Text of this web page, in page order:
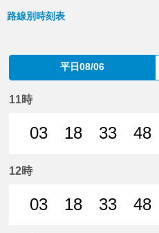
路線別時刻表
平日08/06
11時
03
18
33
48
12時
03
18
33
48